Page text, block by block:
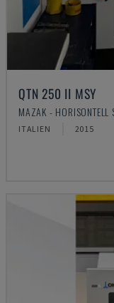
QTN 250 II MSY
MAZAK - HORISONTELL
ITALIEN 2015